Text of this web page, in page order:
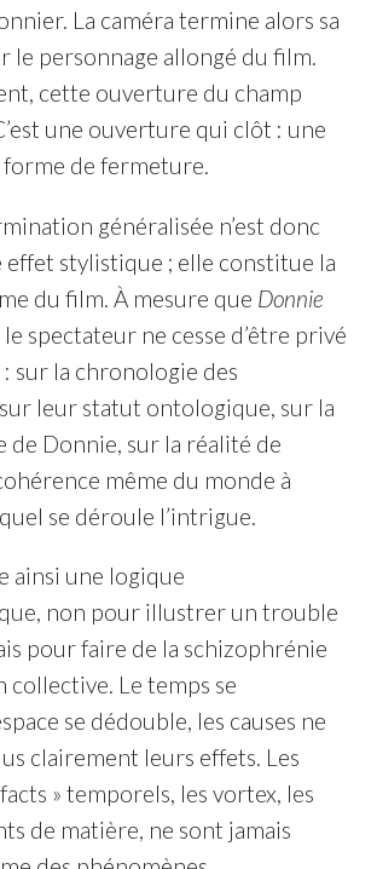
La caméra termine alors sa
le personnage allongé du film.
cette ouverture du champ
une ouverture qui clôt : une
de fermeture.
généralisée n’est donc
effet stylistique ; elle constitue la
du film. À mesure que Donnie
spectateur ne cesse d’être privé
sur la chronologie des
leur statut ontologique, sur la
de Donnie, sur la réalité de
même du monde à
se déroule l’intrigue.
ainsi une logique
non pour illustrer un trouble
pour faire de la schizophrénie
Le temps se
se dédouble, les causes ne
clairement leurs effets. Les
» temporels, les vortex, les
de matière, ne sont jamais